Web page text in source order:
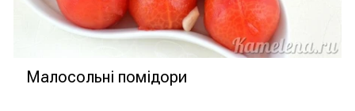
Малосольні помідори